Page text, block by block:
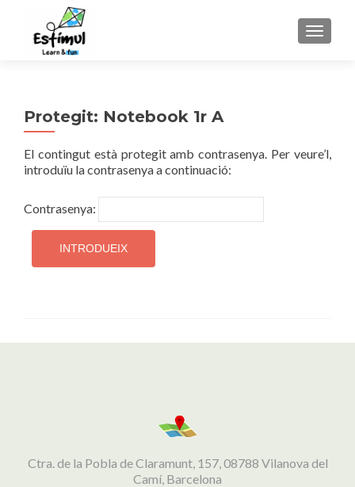
Protegit: Notebook 1r A
El contingut està protegit amb contrasenya. Per veure’l,
introduïu la contrasenya a continuació:
Contrasenya:
Ctra. de la Pobla de Claramunt, 157, 08788 Vilanova del
Camí, Barcelona